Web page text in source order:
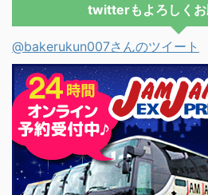
twitterもよろしくお
@bakerukun007さんのツイート